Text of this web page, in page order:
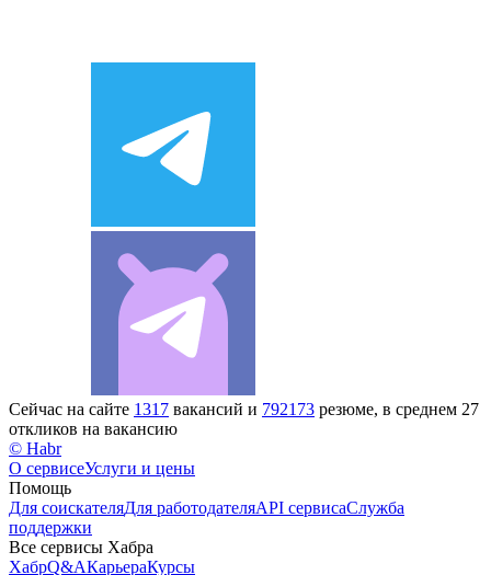
Сейчас на сайте 1317 вакансий и 792173 резюме, в среднем 27
откликов на вакансию
© Habr
О сервисеУслуги и цены
Помощь
Для соискателяДля работодателяAPI сервисаСлужба
поддержки
Все сервисы Хабра
ХабрQ&AКарьераКурсы